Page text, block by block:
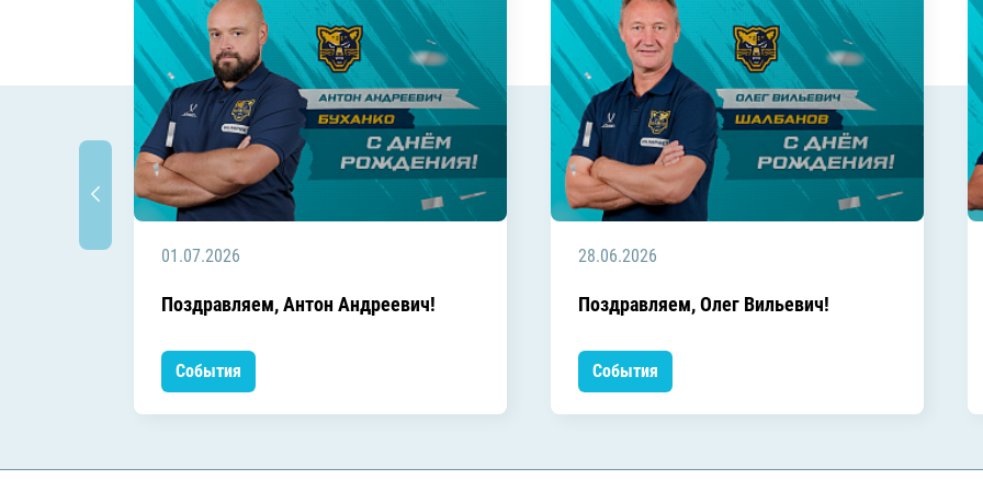
01.07.2026
Поздравляем, Антон Андреевич!
События
28.06.2026
Поздравляем, Олег Вильевич!
События